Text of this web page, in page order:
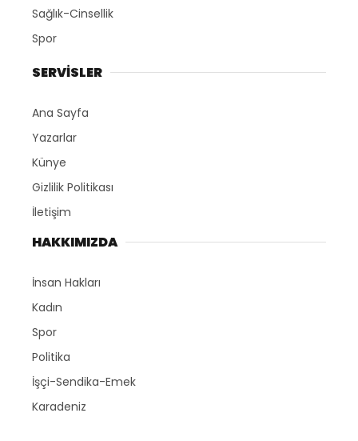
Sağlık-Cinsellik
Spor
SERVİSLER
Ana Sayfa
Yazarlar
Künye
Gizlilik Politikası
İletişim
HAKKIMIZDA
İnsan Hakları
Kadın
Spor
Politika
İşçi-Sendika-Emek
Karadeniz